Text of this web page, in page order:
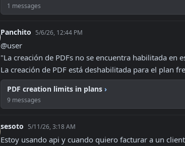
1 messages
Panchito 5/6/26, 12:44 PM
@user
"La creación de PDFs no se encuentra habilitada en
La creación de PDF está deshabilitada para el plan
PDF creation limits in plans ›
9 messages
sesoto 5/11/26, 3:18 AM
Estoy usando api y cuando quiero facturar a un